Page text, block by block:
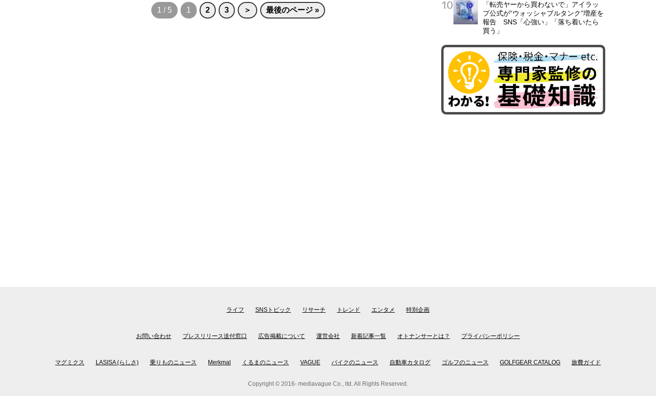
1 / 5 1 2 3 ＞ 最後のページ »
「転売ヤーから買わないで」アイラッ
プ公式が“ウォッシャブルタンク”増産を
報告 SNS「心強い」「落ち着いたら
買う」
ライフ SNSトピック リサーチ トレンド エンタメ 特別企画
お問い合わせ プレスリリース送付窓口 広告掲載について 運営会社 新着記事一覧 オトナンサーとは？ プライバシーポリシー
マグミクス LASISA (らしさ) 乗りものニュース Merkmal くるまのニュース VAGUE バイクのニュース 自動車カタログ ゴルフのニュース GOLFGEAR CATALOG 旅費ガイド
Copyright © 2016- mediavague Co., ltd. All Rights Reserved.